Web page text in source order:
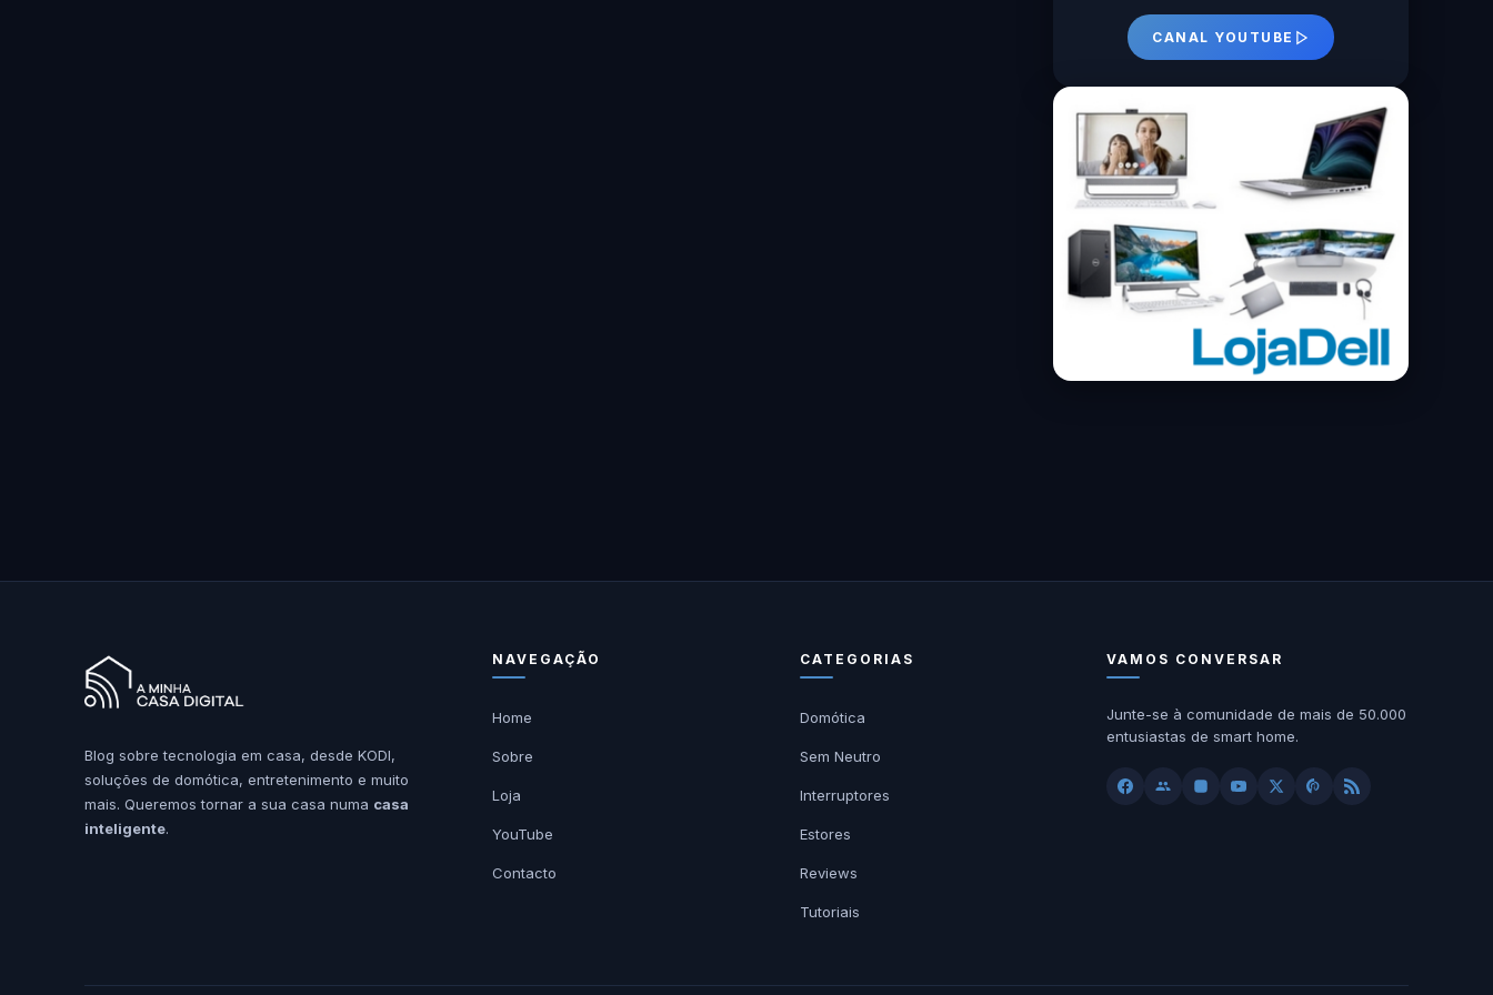
CANAL YOUTUBE
Blog sobre tecnologia em casa, desde KODI,
soluções de domótica, entretenimento e muito
mais. Queremos tornar a sua casa numa casa
inteligente.
NAVEGAÇÃO
Home
Sobre
Loja
YouTube
Contacto
CATEGORIAS
Domótica
Sem Neutro
Interruptores
Estores
Reviews
Tutoriais
VAMOS CONVERSAR
Junte-se à comunidade de mais de 50.000
entusiastas de smart home.